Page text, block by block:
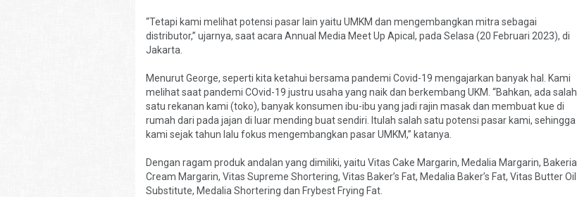
“Tetapi kami melihat potensi pasar lain yaitu UMKM dan mengembangkan mitra sebagai
distributor,” ujarnya, saat acara Annual Media Meet Up Apical, pada Selasa (20 Februari 2023), di
Jakarta.
Menurut George, seperti kita ketahui bersama pandemi Covid-19 mengajarkan banyak hal. Kami
melihat saat pandemi COvid-19 justru usaha yang naik dan berkembang UKM. “Bahkan, ada salah
satu rekanan kami (toko), banyak konsumen ibu-ibu yang jadi rajin masak dan membuat kue di
rumah dari pada jajan di luar mending buat sendiri. Itulah salah satu potensi pasar kami, sehingga
kami sejak tahun lalu fokus mengembangkan pasar UMKM,” katanya.
Dengan ragam produk andalan yang dimiliki, yaitu Vitas Cake Margarin, Medalia Margarin, Bakeria
Cream Margarin, Vitas Supreme Shortering, Vitas Baker’s Fat, Medalia Baker’s Fat, Vitas Butter Oil
Substitute, Medalia Shortering dan Frybest Frying Fat.